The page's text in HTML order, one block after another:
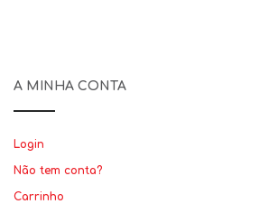
A MINHA CONTA
Login
Não tem conta?
Carrinho